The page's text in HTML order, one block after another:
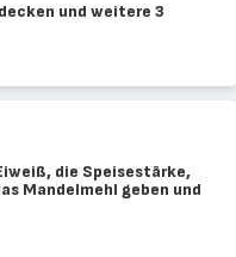
und weitere 3
die Speisestärke,
Mandelmehl geben und